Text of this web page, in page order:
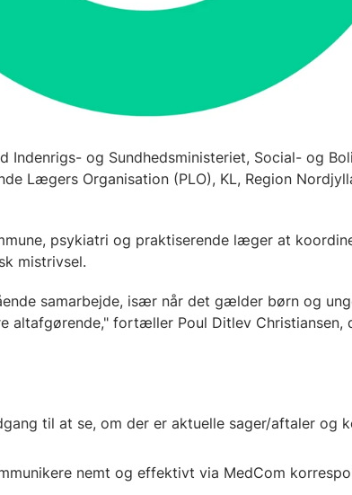
Indenrigs- og Sundhedsministeriet, Social- og
Lægers Organisation (PLO), KL, Region
psykiatri og praktiserende læger at
mistrivsel.
samarbejde, især når det gælder børn og
altafgørende," fortæller Poul Ditlev
til at se, om der er aktuelle sager/aftaler og
nemt og effektivt via MedCom